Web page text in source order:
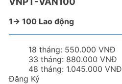
1-> 100 Lao động
18 tháng: 550.000 VNĐ
33 tháng: 880.000 VNĐ
48 tháng: 1.045.000 VNĐ
Đăng Ký